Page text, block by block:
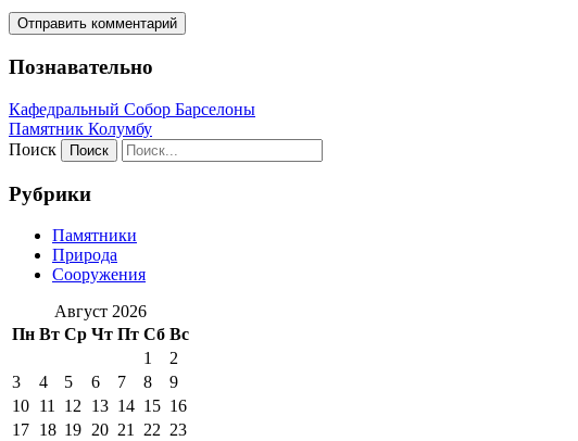
Познавательно
Кафeдрaльный Собор Барселоны
Пaмятник Колумбу
Поиск
Рубрики
Памятники
Природа
Сооружения
Август 2026
Пн Вт Ср Чт Пт Сб Вс
1
2
3
4 5 6 7 8
9
10 11 12 13 14 15 16
17 18 19 20 21 22 23